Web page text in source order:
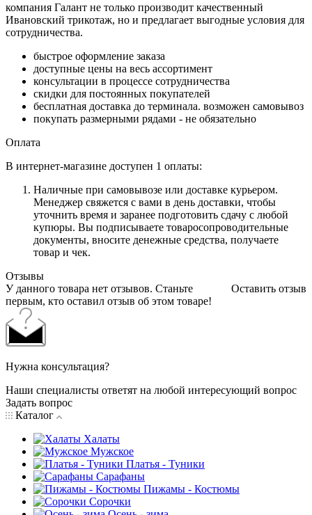
компания Галант не только производит качественный
Ивановский трикотаж, но и предлагает выгодные условия для
сотрудничества.
быстрое оформление заказа
доступные цены на весь ассортимент
консультации в процессе сотрудничества
скидки для постоянных покупателей
бесплатная доставка до терминала. возможен самовывоз
покупать размерными рядами - не обязательно
Оплата
В интернет-магазине доступен 1 оплаты:
Наличные при самовывозе или доставке курьером.
Менеджер свяжется с вами в день доставки, чтобы
уточнить время и заранее подготовить сдачу с любой
купюры. Вы подписываете товаросопроводительные
документы, вносите денежные средства, получаете
товар и чек.
Отзывы
Оставить отзыв
У данного товара нет отзывов. Станьте
первым, кто оставил отзыв об этом товаре!
Нужна консультация?
Наши специалисты ответят на любой интересующий вопрос
Задать вопрос
Каталог
Халаты
Мужское
Платья - Туники
Сарафаны
Пижамы - Костюмы
Сорочки